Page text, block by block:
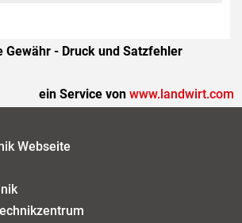
Gewähr - Druck und Satzfehler
ein Service von www.landwirt.com
Webseite